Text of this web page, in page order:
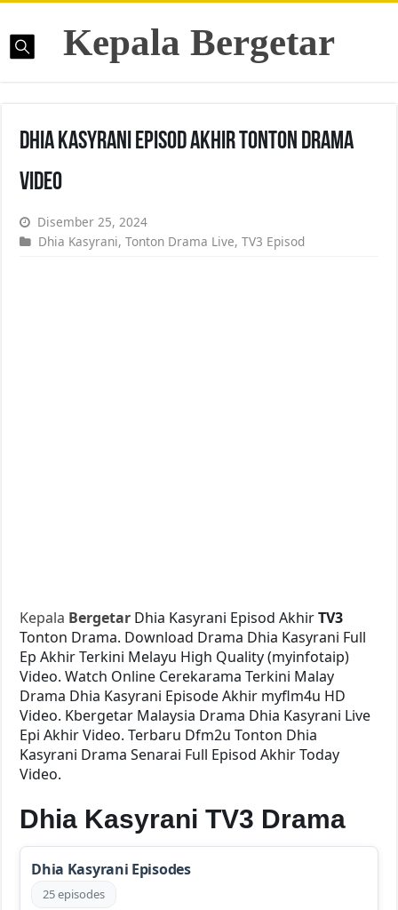
Kepala Bergetar
Dhia Kasyrani Episod Akhir Tonton Drama
Video
Disember 25, 2024
Dhia Kasyrani,Tonton Drama Live,TV3 Episod
Kepala Bergetar Dhia Kasyrani Episod AkhirTV3
Tonton Drama. Download Drama Dhia Kasyrani Full
Ep Akhir Terkini Melayu High Quality (myinfotaip)
Video. Watch Online Cerekarama Terkini Malay
Drama Dhia Kasyrani Episode Akhir myflm4u HD
Video. Kbergetar Malaysia Drama Dhia Kasyrani Live
Epi Akhir Video. Terbaru Dfm2u Tonton Dhia
Kasyrani Drama Senarai Full Episod Akhir Today
Video.
Dhia Kasyrani TV3 Drama
Dhia Kasyrani Episodes
25 episodes